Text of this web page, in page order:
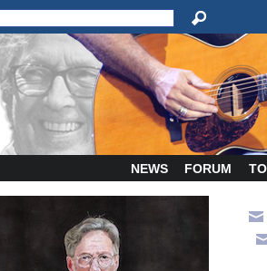
NEWS FORUM